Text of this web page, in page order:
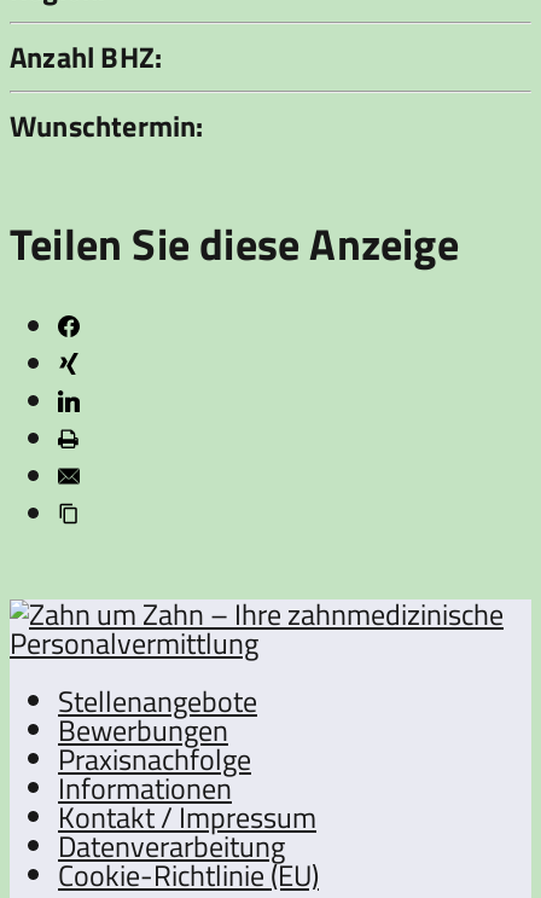
Anzahl BHZ:
Wunschtermin:
Teilen Sie diese Anzeige
Stellenangebote
Bewerbungen
Praxisnachfolge
Informationen
Kontakt / Impressum
Datenverarbeitung
Cookie-Richtlinie (EU)